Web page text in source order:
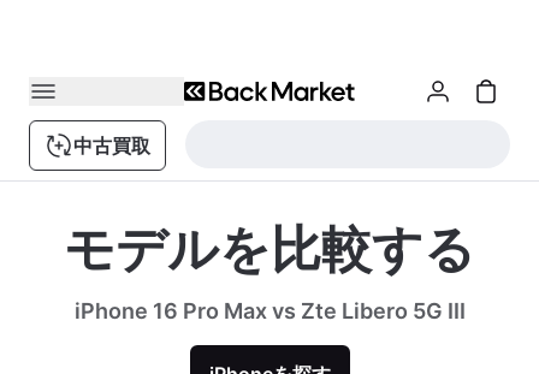
中古買取
モデルを比較する
iPhone 16 Pro Max vs Zte Libero 5G III